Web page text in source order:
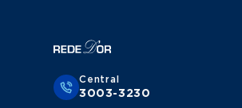
Central
3003-3230